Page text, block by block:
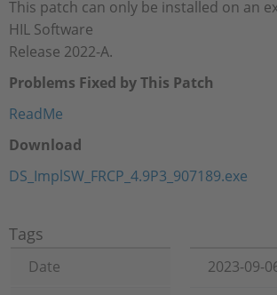
This patch can only be installed on an
HIL Software
Release 2022-A.
Problems Fixed by This Patch
ReadMe
Download
DS_ImplSW_FRCP_4.9P3_907189.exe
Tags
Date
2023-09-